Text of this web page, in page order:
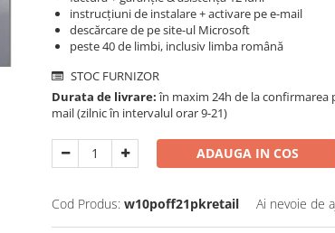
instrucțiuni de instalare + activare pe e-mail
descărcare de pe site-ul Microsoft
peste 40 de limbi, inclusiv limba română
STOC FURNIZOR
Durata de livrare:în maxim 24h de la confirmarea
mail (zilnic în intervalul orar 9-21)
ADAUGA IN COS
Cod Produs: w10poff21pkretail Ai nevoie de